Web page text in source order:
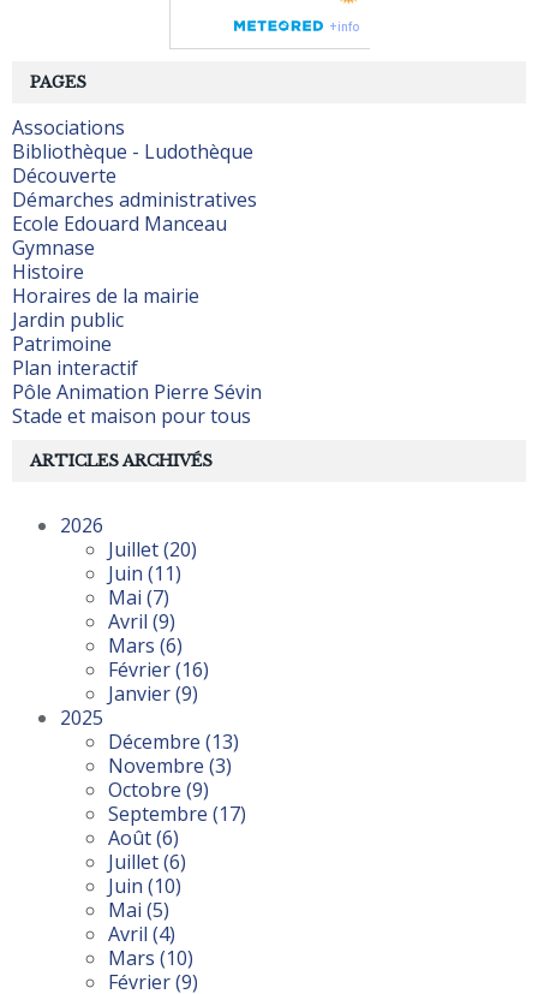
PAGES
Associations
Bibliothèque - Ludothèque
Découverte
Démarches administratives
Ecole Edouard Manceau
Gymnase
Histoire
Horaires de la mairie
Jardin public
Patrimoine
Plan interactif
Pôle Animation Pierre Sévin
Stade et maison pour tous
ARTICLES ARCHIVÉS
2026
Juillet(20)
Juin (11)
Mai (7)
Avril (9)
Mars (6)
Février(16)
Janvier(9)
2025
Décembre (13)
Novembre (3)
Octobre (9)
Septembre (17)
Août(6)
Juillet(6)
Juin (10)
Mai (5)
Avril (4)
Mars (10)
Février(9)